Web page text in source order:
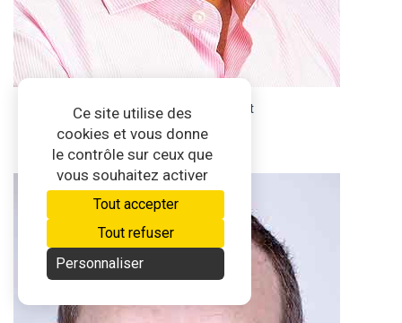
Bruno DOMENSCoT de la Réunion Ouest
Ce site utilise des
cookies et vous donne
le contrôle sur ceux que
vous souhaitez activer
Tout accepter
Tout refuser
Personnaliser